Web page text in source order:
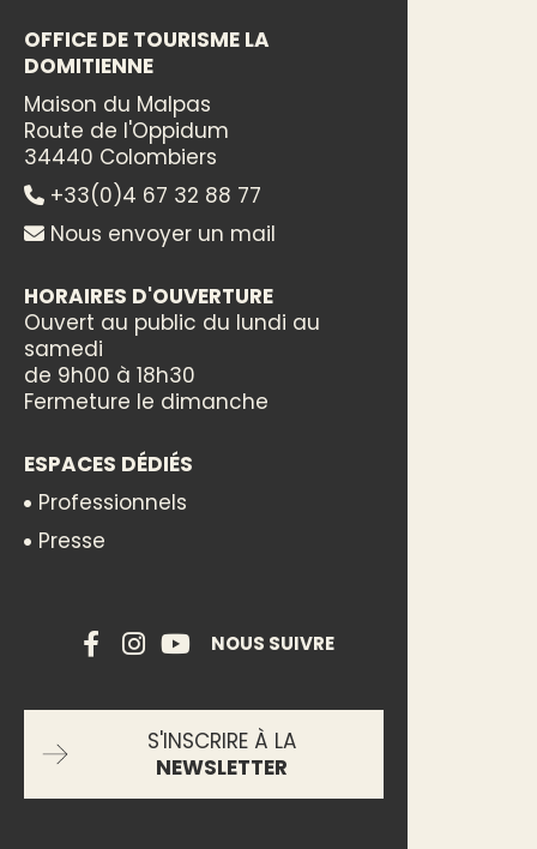
OFFICE DE TOURISME LA
DOMITIENNE
Maison du Malpas
Route de l'Oppidum
34440 Colombiers
+33(0)4 67 32 88 77
Nous envoyer un mail
HORAIRES D'OUVERTURE
Ouvert au public du lundi au
samedi
de 9h00 à 18h30
Fermeture le dimanche
ESPACES DÉDIÉS
Professionnels
Presse
NOUS SUIVRE
S'INSCRIRE À LA
NEWSLETTER